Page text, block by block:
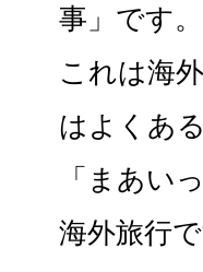
事」です。
これは海
はよくあ
「まあい
海外旅行